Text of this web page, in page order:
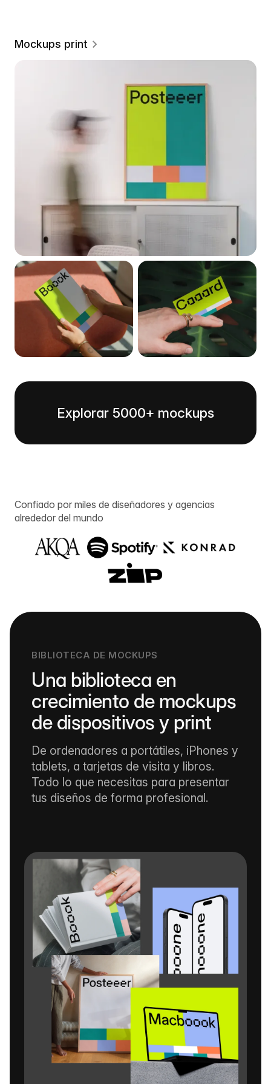
Mockups print
Explorar 5000+ mockups
Confiado por miles de diseñadores y agencias
alrededor del mundo
BIBLIOTECA DE MOCKUPS
Una biblioteca en
crecimiento de mockups
de dispositivos y print
De ordenadores a portátiles, iPhones y
tablets, a tarjetas de visita y libros.
Todo lo que necesitas para presentar
tus diseños de forma profesional.